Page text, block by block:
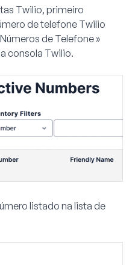
Twilio, primeiro
de telefone Twilio
Números de Telefone »
consola Twilio.
listado na lista de